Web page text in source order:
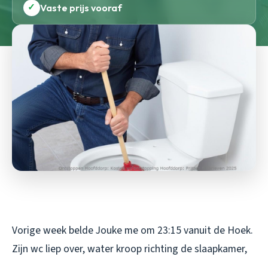
✓ Vaste prijs vooraf
Vorige week belde Jouke me om 23:15 vanuit de Hoek.
Zijn wc liep over, water kroop richting de slaapkamer,